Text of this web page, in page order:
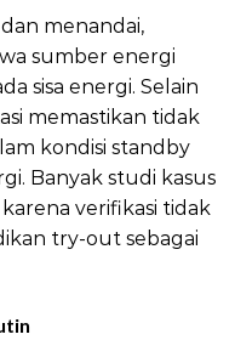
menandai,
sumber energi
sisa energi. Selain
memastikan tidak
kondisi standby
Banyak studi kasus
verifikasi tidak
try-out sebagai